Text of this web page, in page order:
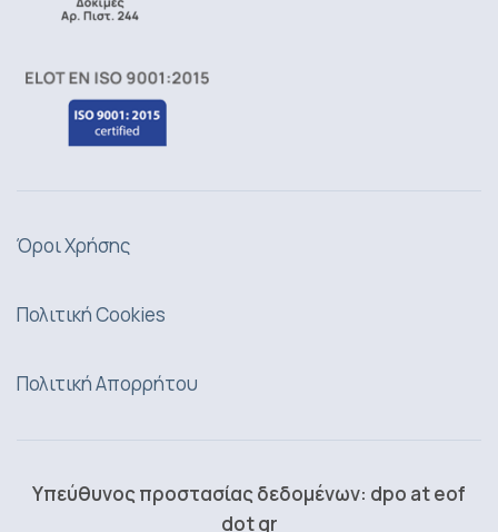
Όροι Χρήσης
Πολιτική Cookies
Πολιτική Απορρήτου
Υπεύθυνος προστασίας δεδομένων: dpo at eof
dot gr